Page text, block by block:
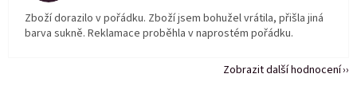
Zboží dorazilo v pořádku. Zboží jsem bohužel vrátila, přišla jiná
barva sukně. Reklamace proběhla v naprostém pořádku.
Zobrazit další hodnocení